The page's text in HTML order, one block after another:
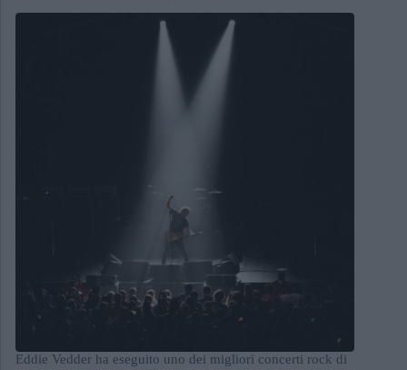
Eddie Vedder ha eseguito uno dei migliori concerti rock di